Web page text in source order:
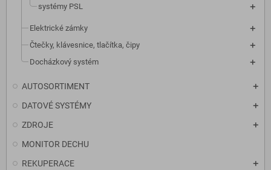
systémy PSL
Elektrické zámky
Čtečky, klávesnice, tlačítka, čipy
Docházkový systém
AUTOSORTIMENT
DATOVÉ SYSTÉMY
ZDROJE
MONITOR DECHU
REKUPERACE